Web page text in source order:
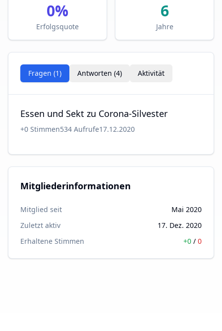
0%
Erfolgsquote
6
Jahre
Fragen (1) Antworten (4) Aktivität
Essen und Sekt zu Corona-Silvester
+0 Stimmen534 Aufrufe17.12.2020
Mitgliederinformationen
Mitglied seit
Mai 2020
Zuletzt aktiv
17. Dez. 2020
Erhaltene Stimmen
+0 / 0